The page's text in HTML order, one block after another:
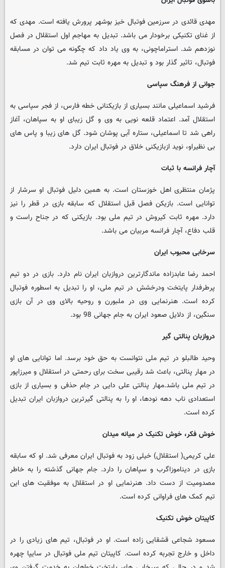
مهدی قائدی در سرزمین فوتبال خیز بوشهر پرورش یافته است. مهدی که
از غنای تکنیکی برخودار می باشد. تبدیل به مهاجم اول استقلال در فصل
نوزدهم شد. استراماچونی، به وی یاد داد که چگونه می توان در مسابقه
فوتبال، تاثیر گذار بود و تبدیل به مهره ثابت تیم شد.
جوانی از فرهنگ سپاسی
فرشید اسماعیلی مانند بسیاری از بازیکنانی خطه فارس، از فجر سپاسی به
استقلال آمد. اعتماد قلعه نویی به وی و گل زیبای او به سپاهان، آغاز
راهی شد تا اسماعیلی، ستاره آبی پوشان شود. گل های زیبا و پاس های
بی نظیراو، نوید ازبازیکنی خلاق در فوتبال ایران دارد.
آچار فرانسه با ثبات
پژمان منتظری اهل خوزستان است. به همین دلیل فوتبال او سرشار از
توانایی است. بازیکن فصل قبل استقلال که سابقه بازی در قطر را نیز
دارد. مهره ثابت کیروش در تیم ملی بود. بازیکنی که در جناح راست و
قلب دفاع، آچار فرانسه مربیان می باشد.
سرخابی محبوب ایران
احمد رضا عابدزاده ماندگارترین دروازبان ایران نام دارد. بازی در دو تیم
پرطرفدار پایتخت ودرخشش در تیم ملی، او را تبدیل به اسطوره فوتبال
کرده است. هنرنمایی وی در ملبورن و روحیه بالای وی در آن بازی
سنگین، از دلایل صعود ایران به جام جهانی 98 بود.
دروازبان پنالتی گیر
وحید طالبلو در تیم ملی نتوانست به حق خود برسد. اما توانایی های او
در مهار پنالتی، باعث شد رقیبی سخت برای رحمتی در استقلال و میرزاپور
در تیم ملی باشد.مهار پنالتی علی دایی در جام حذفی و بسیاری از بازی
استعدادی ناب دهه نودها، او را به پنالتی گیرترین دروازبان ایران تبدیل
کرده است.
خوش فکر، خوش تکنیک در میانه میدان
علی کریمی( استقلال) خیلی زود به فوتبال ایران معرفی شد. او که سابقه
بازی در دیناموزاگرب و سپاهان را دارد. جام جهانی گذشته را به خاطر
مصدومیت از دست داد. هنرنمایی او در استقلال به موفقیت های این
تیم کمک های فراوانی کرده است.
کاپیتان خوش تکنیک
مسعود شجاعی قشقایی زاده است. او در فوتبال، تیم های زیادی را در
داخل و خارج تجربه کرده است. کاپیتان تیم ملی فوتبال در سایپا چهره